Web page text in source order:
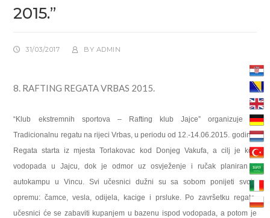
2015.”
31/03/2017 BY ADMIN
8. RAFTING REGATA VRBAS 2015.
“Klub ekstremnih sportova – Rafting klub Jajce” organizuje 8.
Tradicionalnu regatu na rijeci Vrbas, u periodu od 12.-14.06.2015. godine.
Regata starta iz mjesta Torlakovac kod Donjeg Vakufa, a cilj je kod
vodopada u Jajcu, dok je odmor uz osvježenje i ručak planiran u
autokampu u Vincu. Svi učesnici dužni su sa sobom ponijeti svoju
opremu: čamce, vesla, odijela, kacige i prsluke. Po završetku regate,
učesnici će se zabaviti kupanjem u bazenu ispod vodopada, a potom je